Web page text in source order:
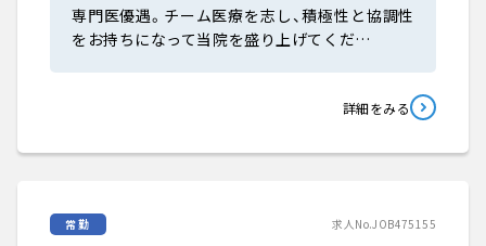
専門医優遇。チーム医療を志し、積極性と協調性
をお持ちになって当院を盛り上げてくだ…
詳細をみる
常勤 求人No.JOB475155